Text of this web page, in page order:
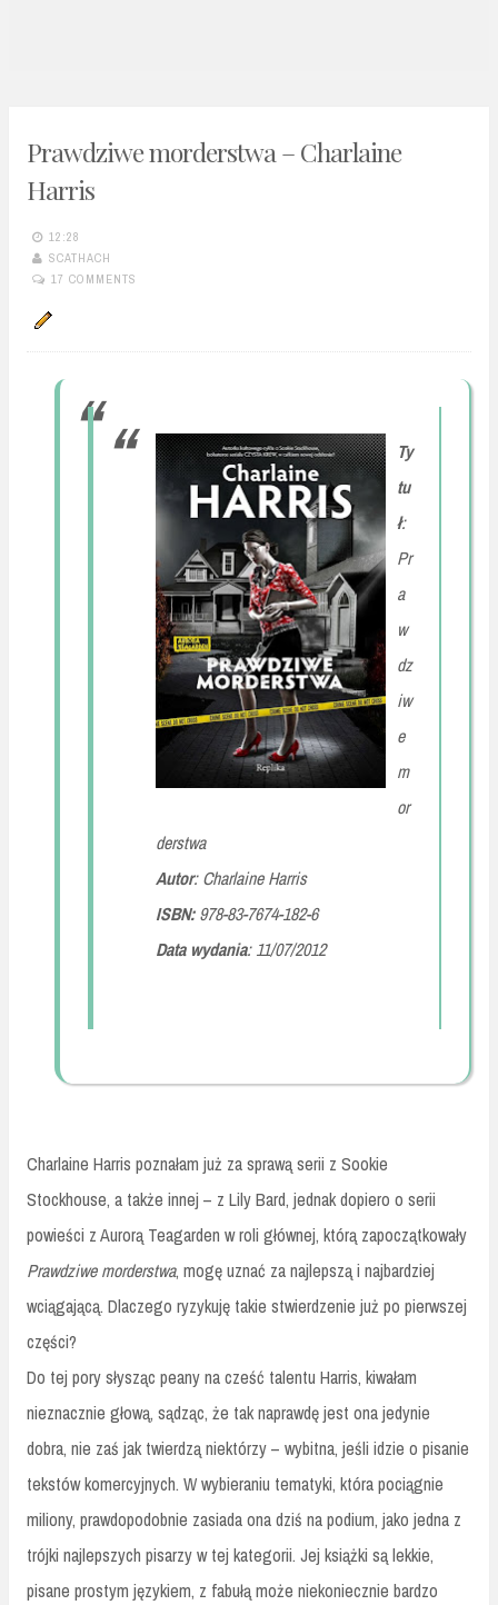
Prawdziwe morderstwa – Charlaine
Harris
12:28
SCATHACH
17 COMMENTS
Ty
tu
ł:
Pr
a
w
dz
iw
e
m
or
derstwa
Autor: Charlaine Harris
ISBN:978-83-7674-182-6
Data wydania:11/07/2012
Charlaine Harris poznałam już za sprawą serii z Sookie
Stockhouse, a także innej – z Lily Bard, jednak dopiero o serii
powieści z Aurorą Teagarden w roli głównej, którą zapoczątkowały
Prawdziwe morderstwa, mogę uznać za najlepszą i najbardziej
wciągającą. Dlaczego ryzykuję takie stwierdzenie już po pierwszej
części?
Do tej pory słysząc peany na cześć talentu Harris, kiwałam
nieznacznie głową, sądząc, że tak naprawdę jest ona jedynie
dobra, nie zaś jak twierdzą niektórzy – wybitna, jeśli idzie o pisanie
tekstów komercyjnych. W wybieraniu tematyki, która pociągnie
miliony, prawdopodobnie zasiada ona dziś na podium, jako jedna z
trójki najlepszych pisarzy w tej kategorii. Jej książki są lekkie,
pisane prostym językiem, z fabułą może niekoniecznie bardzo